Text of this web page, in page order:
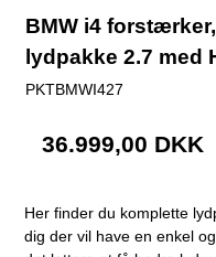
BMW i4
lydpakke 2.7 med
PKTBMWI427
36.999,00 DKK
Her finder du komplette
dig der vil have en enkel